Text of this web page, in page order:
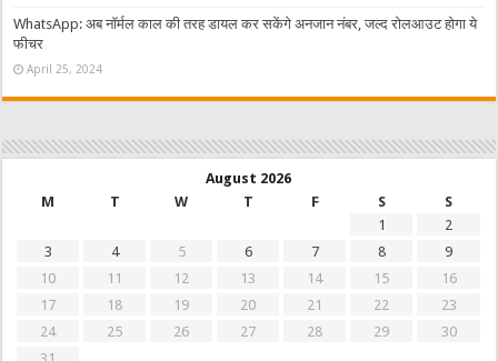
WhatsApp: अब नॉर्मल काल की तरह डायल कर सकेंगे अनजान नंबर, जल्द रोलआउट होगा ये
फीचर
April 25, 2024
August 2026
M
T W T F S
S
1
2
3
4 5 6 7 8
9
10
11 12 13 14 15
16
17
18 19 20 21 22
23
24
25 26 27 28 29
30